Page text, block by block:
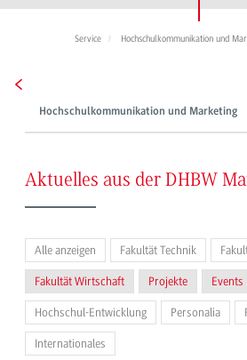
Service Hochschulkommunikation und
Hochschulkommunikation und Marketing
Aktuelles aus der DHBW
Alle anzeigen Fakultät Technik
Fakultät Wirtschaft Projekte Events
Hochschul-Entwicklung Personalia
Internationales